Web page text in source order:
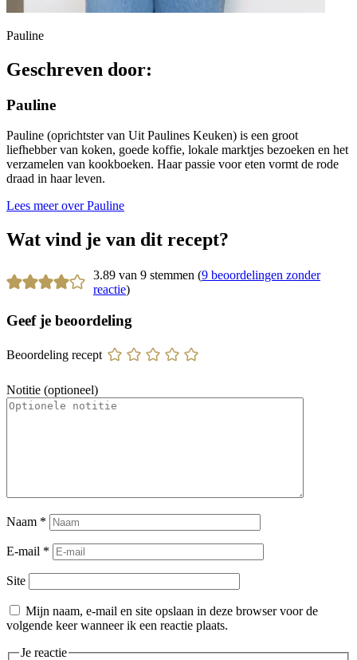
Pauline
Geschreven door:
Pauline
Pauline (oprichtster van Uit Paulines Keuken) is een groot
liefhebber van koken, goede koffie, lokale marktjes bezoeken en het
verzamelen van kookboeken. Haar passie voor eten vormt de rode
draad in haar leven.
Lees meer over Pauline
Wat vind je van dit recept?
3.89 van 9 stemmen (9 beoordelingen zonder
reactie)
Geef je beoordeling
Beoordeling recept
Notitie (optioneel)
Naam *
E-mail *
Site
Mijn naam, e-mail en site opslaan in deze browser voor de
volgende keer wanneer ik een reactie plaats.
Je reactie